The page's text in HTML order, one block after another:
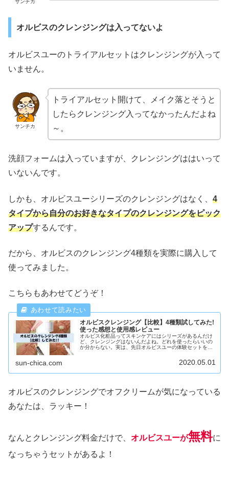
サンチカ
オルビスのクレンジングは入ってないよ
オルビスユーのトライアルセットはクレンジングが入って
いません。
サンチカ
トライアルセット開けて、メイク落とそうと
したらクレンジング入ってなかったんだよね
～。
洗顔フォームは入っていますが、クレンジングははいって
いないんです。
しかも、オルビスユーシリーズのクレンジングはなく、 4
タイプから自分のお好きなタイプのクレンジングをピック
アップするんです。
だから、オルビスのクレンジング4種類を実際に購入して
使ってみました。
こちらもあわせてどうぞ！
オルビスクレンジング【比較】4種類試してみた!
使った感想と使用感レビュー
オルビス化粧品ってスキンケアにはシリーズがあるんだけ
ど、クレンジングはないんだよね。どれを使ったらいいの
か分からない。実は、先日オルビスユーの体験セットを購
sun-chica.com 2020.05.01
オルビスのクレンジングでオフクリームが気になっている
あなたは、ラッキー！
なんとクレンジング料金だけで、 オルビスユーが無料に
なっちゃうセットがあるよ！